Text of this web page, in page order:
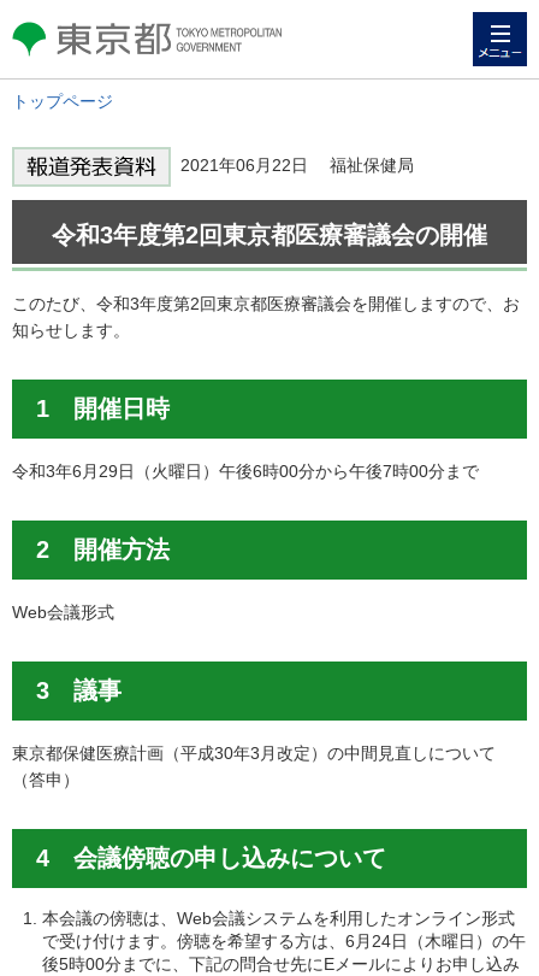
東京都 TOKYO METROPOLITAN
GOVERNMENT
トップページ
2021年06月22日 福祉保健局
令和3年度第2回東京都医療審議会の開催
このたび、令和3年度第2回東京都医療審議会を開催しますので、お
知らせします。
1 開催日時
令和3年6月29日（火曜日）午後6時00分から午後7時00分まで
2 開催方法
Web会議形式
3 議事
東京都保健医療計画（平成30年3月改定）の中間見直しについて
（答申）
4 会議傍聴の申し込みについて
本会議の傍聴は、Web会議システムを利用したオンライン形式
で受け付けます。傍聴を希望する方は、6月24日（木曜日）の午
後5時00分までに、下記の問合せ先にEメールによりお申し込み